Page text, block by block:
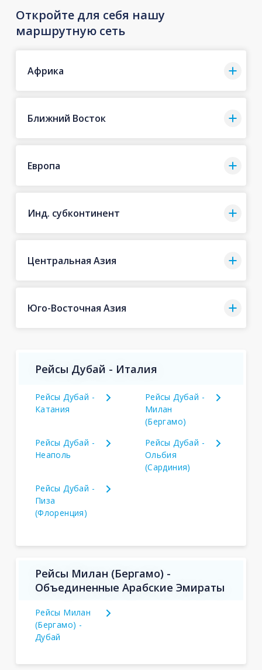
Откройте для себя нашу
маршрутную сеть
Африка
Ближний Восток
Европа
Инд. субконтинент
Центральная Азия
Юго-Восточная Азия
Рейсы Дубай - Италия
Рейсы Дубай -
Катания
Рейсы Дубай -
Милан
(Бергамо)
Рейсы Дубай -
Неаполь
Рейсы Дубай -
Ольбия
(Сардиния)
Рейсы Дубай -
Пиза
(Флоренция)
Рейсы Милан (Бергамо) -
Объединенные Арабские Эмираты
Рейсы Милан
(Бергамо) -
Дубай